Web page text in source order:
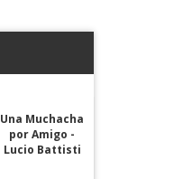
Una Muchacha
por Amigo -
Lucio Battisti